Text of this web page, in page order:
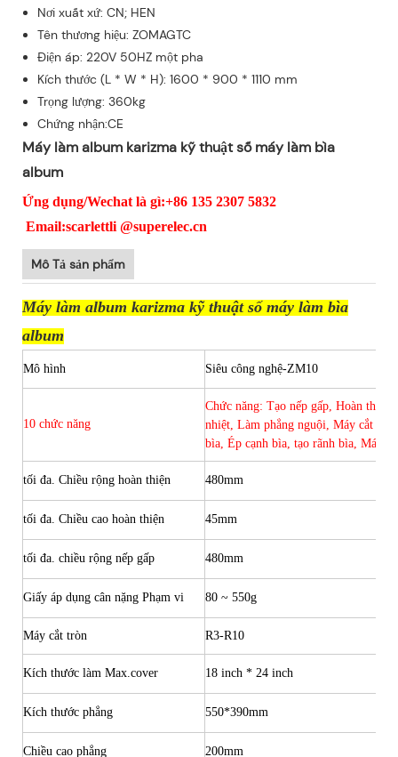
Nơi xuất xứ: CN; HEN
Tên thương hiệu: ZOMAGTC
Điện áp: 220V 50HZ một pha
Kích thước (L * W * H): 1600 * 900 * 1110 mm
Trọng lượng: 360kg
Chứng nhận:CE
Máy làm album karizma kỹ thuật số máy làm bìa
album
Ứng dụng/Wechat là gì:+86 135 2307 5832
Email:scarlettli @superelec.cn
Mô Tả sản phẩm
Máy làm album karizma kỹ thuật số máy làm bìa
album
Mô hình Siêu công nghệ-ZM10
10 chức năng
Chức năng: Tạo nếp gấp, Hoàn
nhiệt, Làm phẳng nguội, Máy cắt
bìa, Ép cạnh bìa, tạo rãnh bìa, Máy
tối đa. Chiều rộng hoàn thiện 480mm
tối đa. Chiều cao hoàn thiện 45mm
tối đa. chiều rộng nếp gấp 480mm
Giấy áp dụng cân nặng Phạm vi 80 ~ 550g
Máy cắt tròn R3-R10
Kích thước làm Max.cover 18 inch * 24 inch
Kích thước phẳng 550*390mm
Chiều cao phẳng 200mm